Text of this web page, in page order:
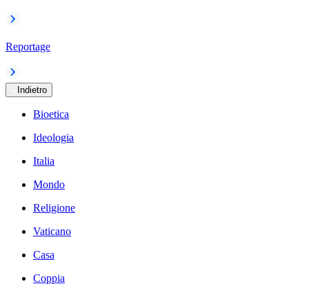
Reportage
Indietro
Bioetica
Ideologia
Italia
Mondo
Religione
Vaticano
Casa
Coppia